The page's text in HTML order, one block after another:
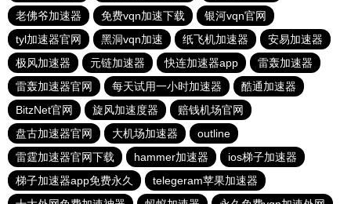
老佛爷加速器
免费vqn加速下载
银河vqn官网
tyl加速器官网
黑洞vqn加速 纸飞机加速器
安易加速器
极风加速器
元链加速器 快连加速器app
雷轰加速器
雷轰加速器官网
每天试用一小时加速器
酷通加速器
BitzNet官网
旋风加速度器
赔钱机场官网
盘古加速器官网
大机场加速器
outline
雷霆加速器官网下载
hammer加速器
ios梯子加速器
梯子加速器app免费永久
telegeram苹果加速器